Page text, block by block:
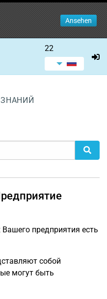
Ansehen
22
предприятия есть
собой
могут быть